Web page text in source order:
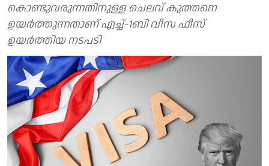
കൊണ്ടുവരുന്നതിനുള്ള ചെലവ് കുത്തനെ
ഉയർത്തുന്നതാണ് എച്ച്-1ബി വീസ ഫീസ്
ഉയര്‍ത്തിയ നടപടി